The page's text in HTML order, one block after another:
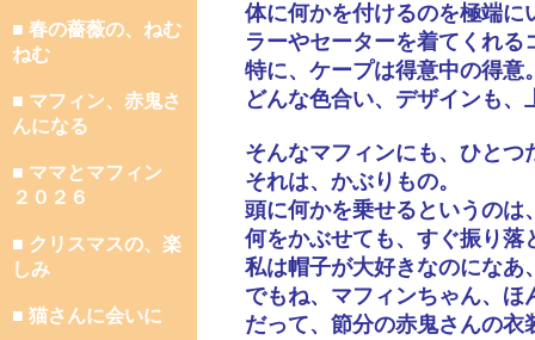
■ 春の薔薇の、ねむ
ねむ
■ マフィン、赤鬼さ
んになる
■ ママとマフィン
２０２６
■ クリスマスの、楽
しみ
■ 猫さんに会いに
体に何かを付けるのを極端に
ラーやセーターを着てくれる
特に、ケープは得意中の得意
どんな色合い、デザインも
そんなマフィンにも、ひと
それは、かぶりもの。
頭に何かを乗せるというのは
何をかぶせても、すぐ振り落
私は帽子が大好きなのになあ
でもね、マフィンちゃん、
だって、節分の赤鬼さんの